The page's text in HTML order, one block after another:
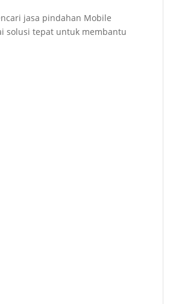
jasa pindahan Mobile
solusi tepat untuk membantu